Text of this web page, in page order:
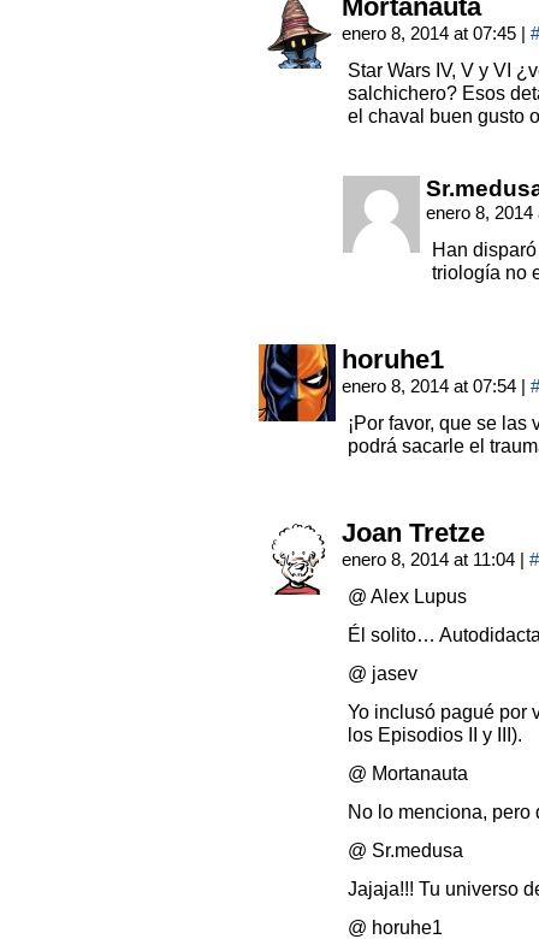
Mortanauta
enero 8, 2014 at 07:45 | #
Star Wars IV, V y VI
salchichero? Esos
el chaval buen gusto
enero 8,
Han
triología no
horuhe1
enero 8, 2014 at 07:54 | #
¡Por favor, que se
podrá sacarle el
Joan Tretze
enero 8, 2014 at 11:04 | #
@ Alex Lupus
Él solito…
@ jasev
Yo inclusó pagué por
los Episodios II y III).
@ Mortanauta
No lo menciona, pero
@ Sr.medusa
Jajaja!!! Tu universo
@ horuhe1